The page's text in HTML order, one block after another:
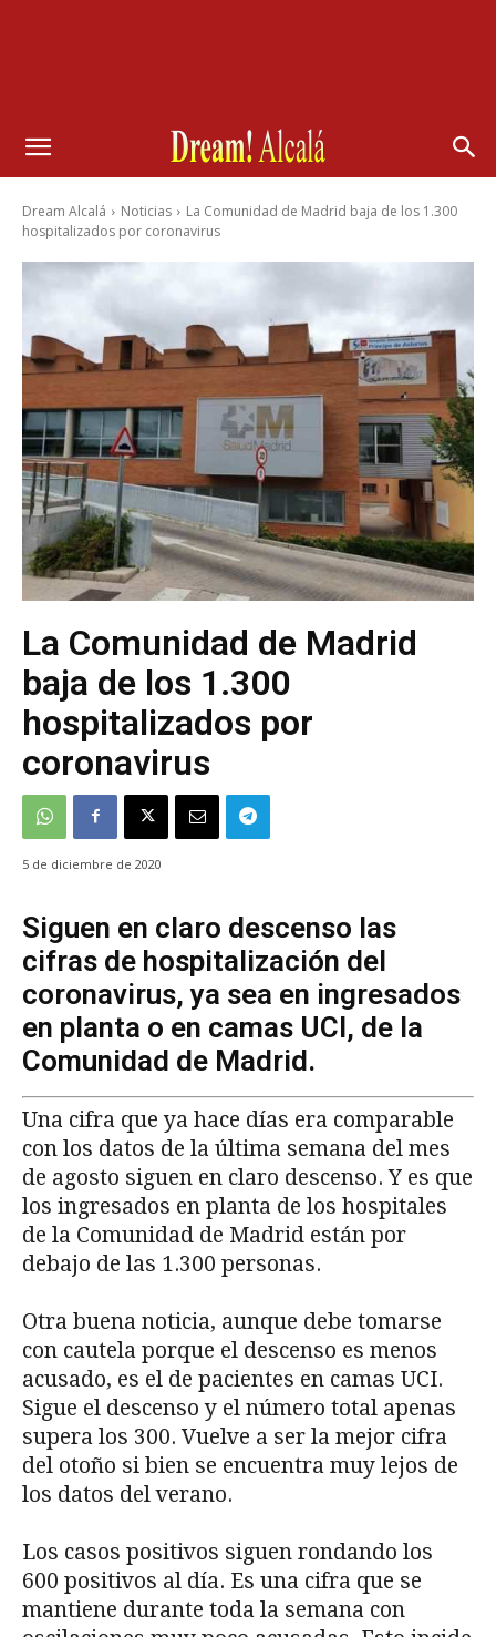
Dream Alcalá Noticias
La Comunidad de Madrid baja de los 1.300
hospitalizados por coronavirus
La Comunidad de Madrid
baja de los 1.300
hospitalizados por
coronavirus
5 de diciembre de 2020
Siguen en claro descenso las
cifras de hospitalización del
coronavirus, ya sea en ingresados
en planta o en camas UCI, de la
Comunidad de Madrid.
Una cifra que ya hace días era comparable
con los datos de la última semana del mes
de agosto siguen en claro descenso. Y es que
los ingresados en planta de los hospitales
de la Comunidad de Madrid están por
debajo de las 1.300 personas.
Otra buena noticia, aunque debe tomarse
con cautela porque el descenso es menos
acusado, es el de pacientes en camas UCI.
Sigue el descenso y el número total apenas
supera los 300. Vuelve a ser la mejor cifra
del otoño si bien se encuentra muy lejos de
los datos del verano.
Los casos positivos siguen rondando los
600 positivos al día. Es una cifra que se
mantiene durante toda la semana con